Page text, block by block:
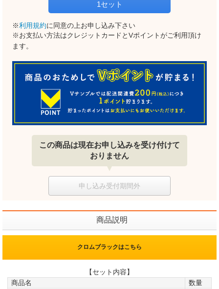
1セット
※利用規約に同意の上お申し込み下さい
※お支払い方法はクレジットカードとVポイントがご利用頂け
ます。
この商品は現在お申し込みを受け付けて
おりません
申し込み受付期間外
商品説明
クロムブラックはこちら
【セット内容】
商品名
数量